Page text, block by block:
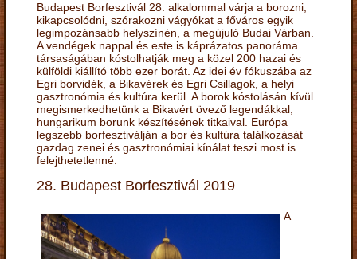
Budapest Borfesztivál 28. alkalommal várja a borozni,
kikapcsolódni, szórakozni vágyókat a főváros egyik
legimpozánsabb helyszínén, a megújuló Budai Várban.
A vendégek nappal és este is káprázatos panoráma
társaságában kóstolhatják meg a közel 200 hazai és
külföldi kiállító több ezer borát. Az idei év fókuszába az
Egri borvidék, a Bikavérek és Egri Csillagok, a helyi
gasztronómia és kultúra kerül. A borok kóstolásán kívül
megismerkedhetünk a Bikavért övező legendákkal,
hungarikum borunk készítésének titkaival. Európa
legszebb borfesztiválján a bor és kultúra találkozását
gazdag zenei és gasztronómiai kínálat teszi most is
felejthetetlenné.
28. Budapest Borfesztivál 2019
A